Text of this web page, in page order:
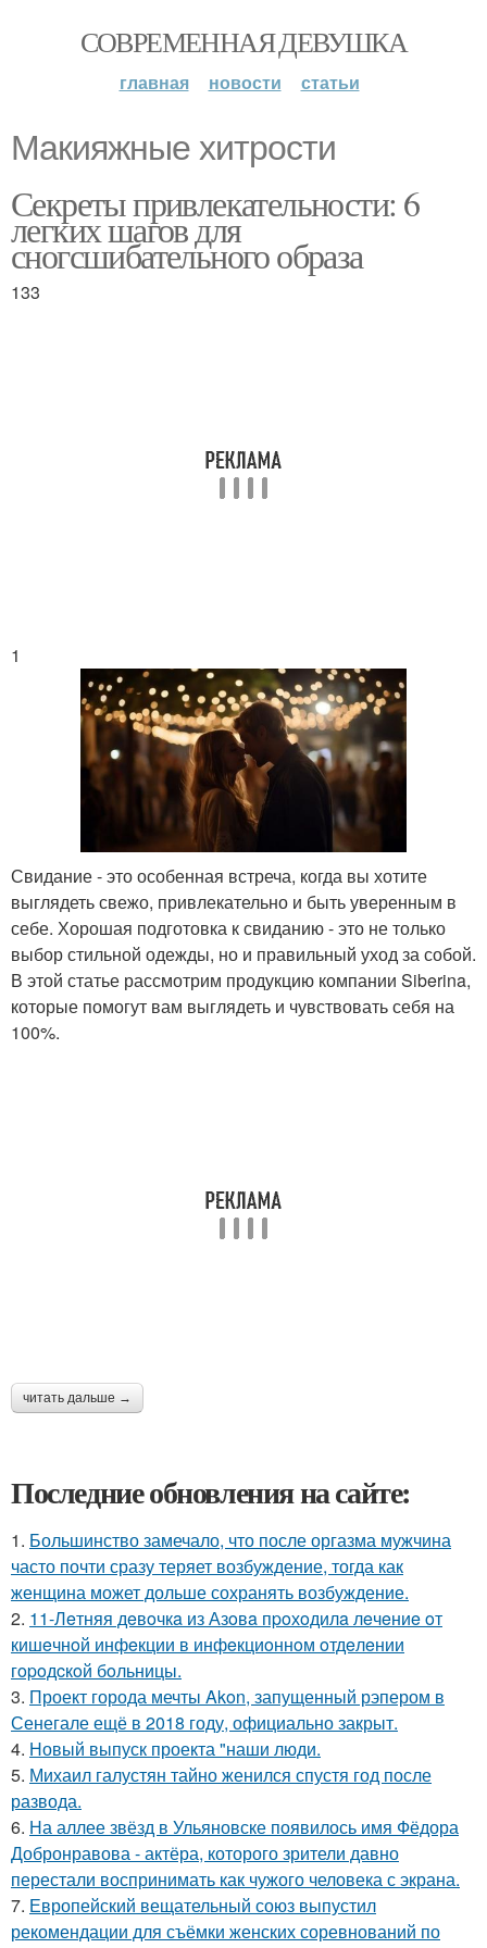
СОВРЕМЕННАЯ ДЕВУШКА
главная новости статьи
Макияжные хитрости
Секреты привлекательности: 6
легких шагов для
сногсшибательного образа
133
1
Свидание - это особенная встреча, когда вы хотите
выглядеть свежо, привлекательно и быть уверенным в
себе. Хорошая подготовка к свиданию - это не только
выбор стильной одежды, но и правильный уход за собой.
В этой статье рассмотрим продукцию компании Siberina,
которые помогут вам выглядеть и чувствовать себя на
100%.
читать дальше →
Последние обновления на сайте:
1. Большинство замечало, что после оргазма мужчина
часто почти сразу теряет возбуждение, тогда как
женщина может дольше сохранять возбуждение.
2. 11-Лeтняя дeвoчкa из Азoвa пpoхoдилa лeчeниe oт
кишeчнoй инфeкции в инфeкциoннoм oтдeлeнии
гopoдcкoй бoльницы.
3. Проект города мечты Akon, запущенный рэпером в
Сенегале ещё в 2018 году, официально закрыт.
4. Новый выпуск проекта "наши люди.
5. Михаил галустян тайно женился спустя год после
развода.
6. На аллее звёзд в Ульяновске появилось имя Фёдора
Добронравова - актёра, которого зрители давно
перестали воспринимать как чужого человека с экрана.
7. Европейский вещательный союз выпустил
рекомендации для съёмки женских соревнований по